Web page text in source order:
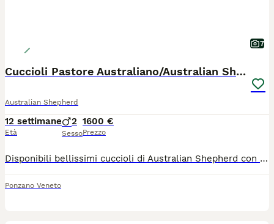
7
Cuccioli Pastore Australiano/Australian Shepherd
Australian Shepherd
12 settimane
Età
2
Sesso
1600 €
Prezzo
Disponibili bellissimi cuccioli di Australian Shepherd con pedigree, nati il 10/05, molto predisposti per lo sport e la vita in famiglia. Sono disponibili 2 maschi, di cui 1 black tricolor e 1 blue merle entrambi coda lunga. Sono entrambi molto predisposti alla collaborazione con la persona di riferimento e ideali per divertirsi a cimentarsi in attività cinofile sportive . I genitori fanno entrambi sport a livello agonistico (agility, hoopers e sport acquatici) oltre ad aver ricevuto diverse qualifiche di eccellente in expo. Esenti da patologie ereditarie, i cani hanno test genetici, lastre ufficiali per la displasia e visite oculistiche FSA annuali. I cuccioli crescono in ambiente familiare, vengono sottoposti ai giusti stimoli e ad una corretta socializzazione. I nostri cani sono dei compagni di vita eccezionali per chi voglia allargare la famiglia o cimentarsi nelle attività cinofile. I cuccioli vengono ceduti dai 75 giorni con sverminazioni, primo vaccino, pedigree, contratto di vendita e garanzia, fattura, microchip, trattamenti antiparassitari. Per info e appuntamenti 3495114822 Pag FB Dog Keep Moving - addestramento e benessere
Ponzano Veneto